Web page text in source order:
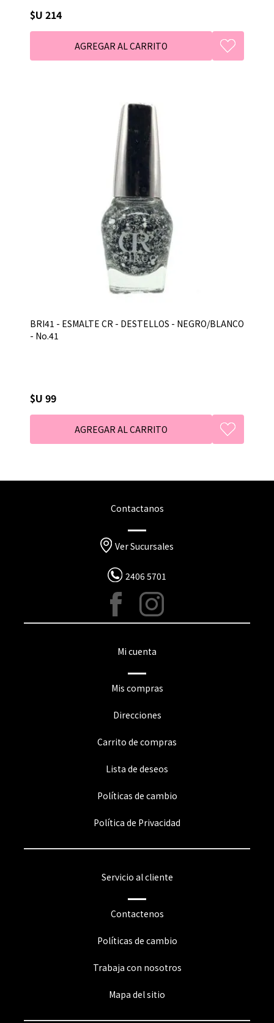
$U 214
BRI41 - ESMALTE CR - DESTELLOS - NEGRO/BLANCO
- No.41
$U 99
Contactanos
Ver Sucursales
2406 5701
Mi cuenta
Mis compras
Direcciones
Carrito de compras
Lista de deseos
Políticas de cambio
Política de Privacidad
Servicio al cliente
Contactenos
Políticas de cambio
Trabaja con nosotros
Mapa del sitio